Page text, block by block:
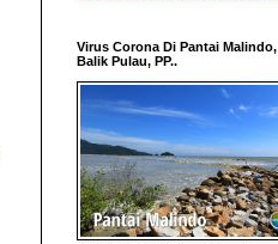
Virus Corona Di Pantai Malindo,
Balik Pulau, PP..